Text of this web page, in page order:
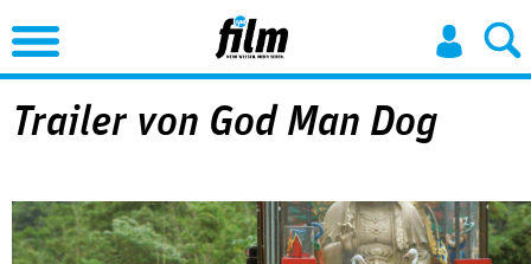
Jump to Navigation
Trailer von God Man Dog